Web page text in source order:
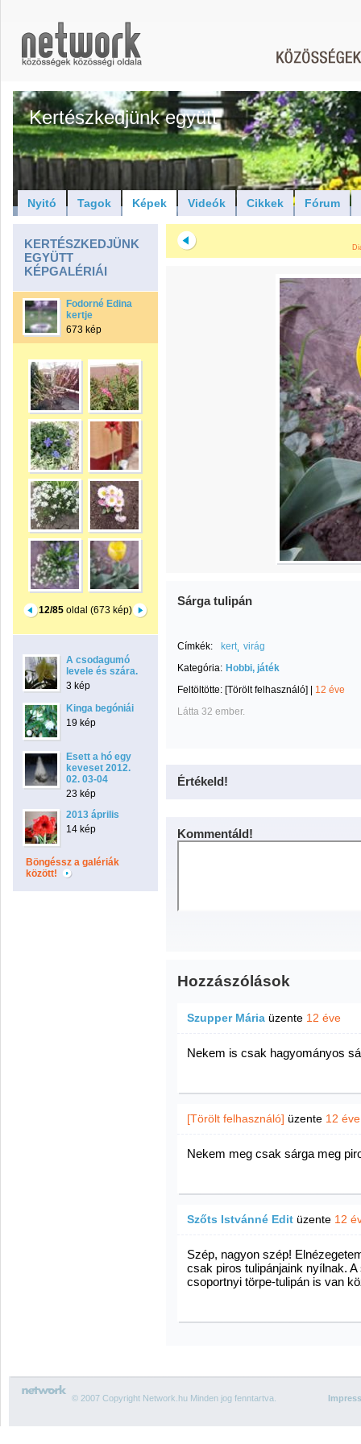
Kertészkedjünk együtt
Nyitó Tagok Képek Videók Cikkek Fórum
KERTÉSZKEDJÜNK
EGYÜTT
KÉPGALÉRIÁI
Fodorné Edina
kertje
673 kép
12/85 oldal (673 kép)
A csodagumó
levele és szára.
3 kép
Kinga begóniái
19 kép
Esett a hó egy
keveset 2012.
02. 03-04
23 kép
2013 április
14 kép
Böngéssz a galériák
között!
Sárga tulipán
Címkék: kert virág
Kategória: Hobbi, játék
Feltöltötte: [Törölt felhasználó]
12 éve
Látta 32 ember.
Értékeld!
Kommentáld!
Hozzászólások
Szupper Mária üzente 12 éve
Nekem is csak hagyományos
[Törölt felhasználó] üzente 12 éve
Nekem meg csak sárga meg
Szőts Istvánné Edit üzente 12
Szép, nagyon szép!
csak piros tulipánjaink nyílnak.
csoportnyi törpe-tulipán is van
© 2007 Copyright Network.hu Minden jog fenntartva.